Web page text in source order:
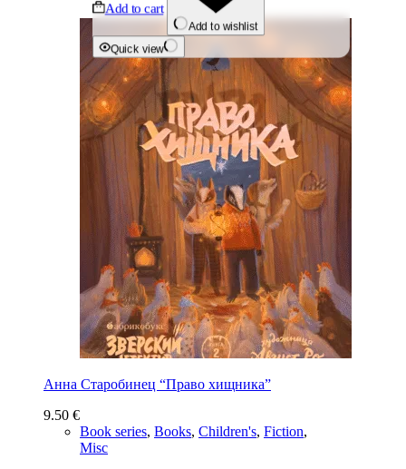
Add to cart
Add to wishlist
Quick view
Анна Старобинец “Право хищника”
9.50 €
Book series, Books, Children's, Fiction,
Misc